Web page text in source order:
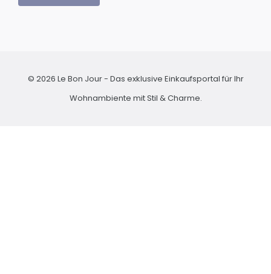
© 2026 Le Bon Jour - Das exklusive Einkaufsportal für Ihr
Wohnambiente mit Stil & Charme.